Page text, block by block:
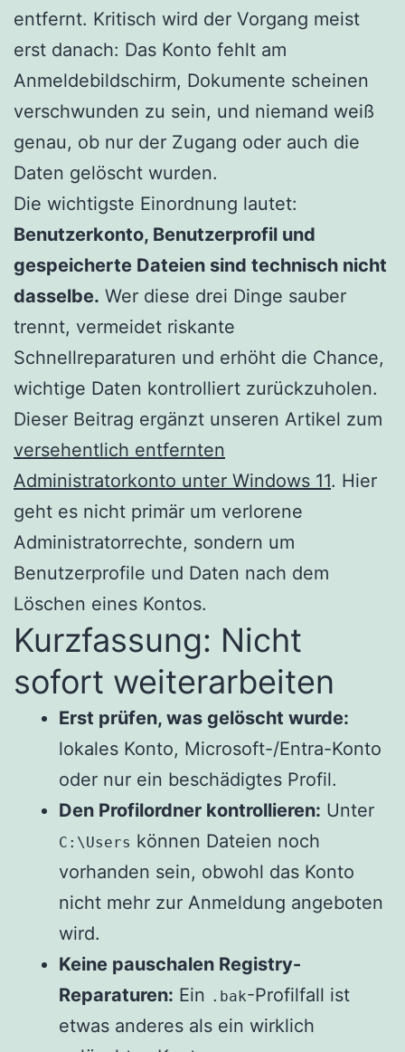
entfernt. Kritisch wird der Vorgang meist
erst danach: Das Konto fehlt am
Anmeldebildschirm, Dokumente scheinen
verschwunden zu sein, und niemand weiß
genau, ob nur der Zugang oder auch die
Daten gelöscht wurden.
Die wichtigste Einordnung lautet:
Benutzerkonto, Benutzerprofil und
gespeicherte Dateien sind technisch nicht
dasselbe. Wer diese drei Dinge sauber
trennt, vermeidet riskante
Schnellreparaturen und erhöht die Chance,
wichtige Daten kontrolliert zurückzuholen.
Dieser Beitrag ergänzt unseren Artikel zum
versehentlich entfernten
Administratorkonto unter Windows 11. Hier
geht es nicht primär um verlorene
Administratorrechte, sondern um
Benutzerprofile und Daten nach dem
Löschen eines Kontos.
Kurzfassung: Nicht
sofort weiterarbeiten
Erst prüfen, was gelöscht wurde:
lokales Konto, Microsoft-/Entra-Konto
oder nur ein beschädigtes Profil.
Den Profilordner kontrollieren: Unter
C:\Users können Dateien noch
vorhanden sein, obwohl das Konto
nicht mehr zur Anmeldung angeboten
wird.
Keine pauschalen Registry-
Reparaturen: Ein .bak-Profilfall ist
etwas anderes als ein wirklich